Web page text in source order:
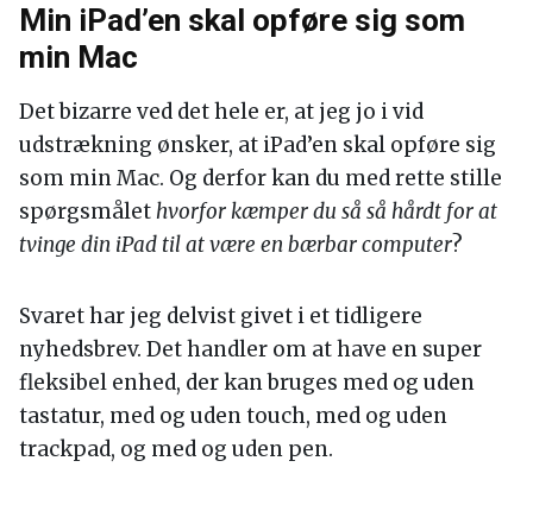
Min iPad’en skal opføre sig som
min Mac
Det bizarre ved det hele er, at jeg jo i vid
udstrækning ønsker, at iPad’en skal opføre sig
som min Mac. Og derfor kan du med rette stille
spørgsmålethvorfor kæmper du så så hårdt for at
tvinge din iPad til at være en bærbar computer?
Svaret har jeg delvist givet i et tidligere
nyhedsbrev. Det handler om at have en super
fleksibel enhed, der kan bruges med og uden
tastatur, med og uden touch, med og uden
trackpad, og med og uden pen.